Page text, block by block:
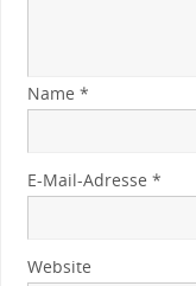
Name *
E-Mail-Adresse *
Website